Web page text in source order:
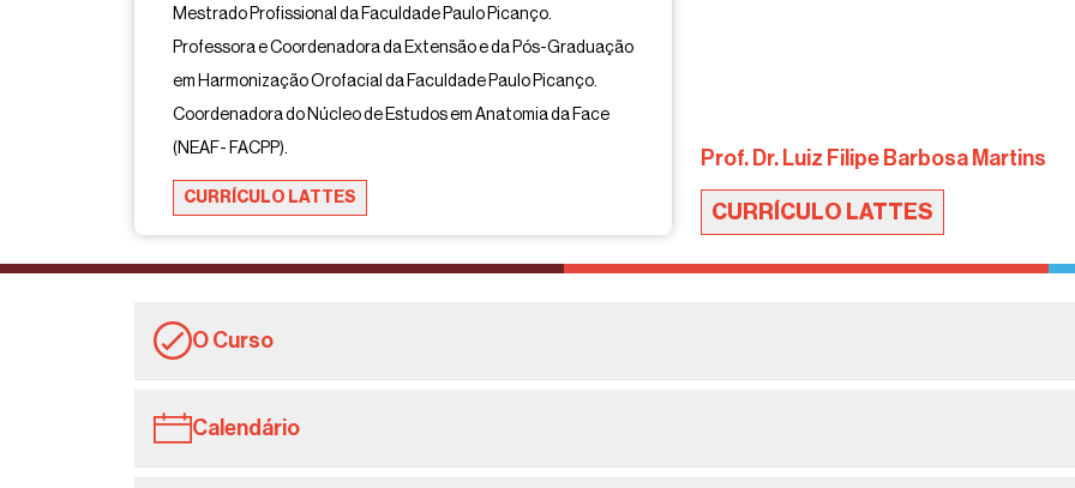
Mestrado Profissional da Faculdade Paulo Picanço.
Professora e Coordenadora da Extensão e da Pós-Graduação
em Harmonização Orofacial da Faculdade Paulo Picanço.
Coordenadora do Núcleo de Estudos em Anatomia da Face
(NEAF- FACPP).
CURRÍCULO LATTES
Prof. Dr. Luiz Filipe Barbosa Martins
CURRÍCULO LATTES
O Curso
Calendário